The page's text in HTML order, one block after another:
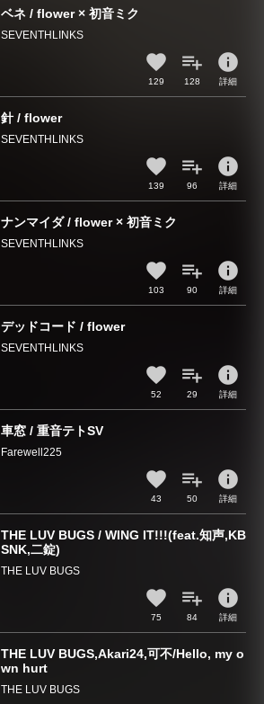
ベネ / flower × 初音ミク
SEVENTHLINKS
129 128
info
詳細
針 / flower
SEVENTHLINKS
139 96
info
詳細
ナンマイダ / flower × 初音ミク
SEVENTHLINKS
103 90
info
詳細
デッドコード / flower
SEVENTHLINKS
52 29
info
詳細
車窓 / 重音テトSV
Farewell225
43 50
info
詳細
THE LUV BUGS / WING IT!!!(feat.知声,KB
SNK,二錠)
THE LUV BUGS
75 84
info
詳細
THE LUV BUGS,Akari24,可不/Hello, my o
wn hurt
THE LUV BUGS